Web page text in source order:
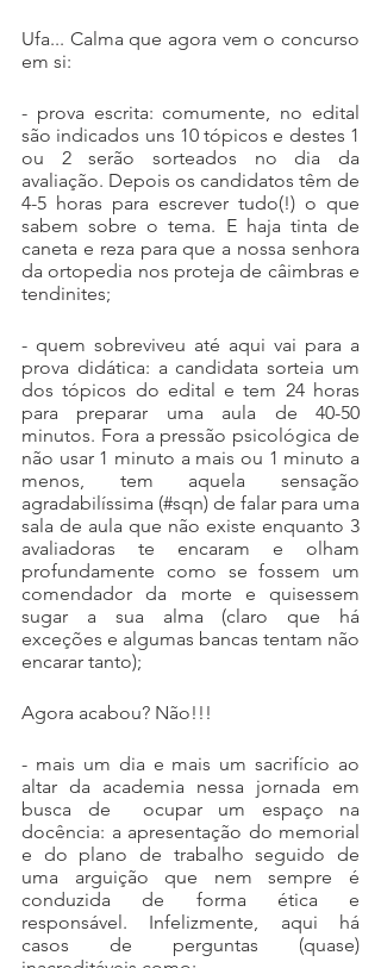
Ufa... Calma que agora vem o concurso
em si:
- prova escrita: comumente, no edital
são indicados uns 10 tópicos e destes 1
ou 2 serão sorteados no dia da
avaliação. Depois os candidatos têm de
4-5 horas para escrever tudo(!) o que
sabem sobre o tema. E haja tinta de
caneta e reza para que a nossa senhora
da ortopedia nos proteja de câimbras e
tendinites;
- quem sobreviveu até aqui vai para a
prova didática: a candidata sorteia um
dos tópicos do edital e tem 24 horas
para preparar uma aula de 40-50
minutos. Fora a pressão psicológica de
não usar 1 minuto a mais ou 1 minuto a
menos, tem aquela sensação
agradabilíssima (#sqn) de falar para uma
sala de aula que não existe enquanto 3
avaliadoras te encaram e olham
profundamente como se fossem um
comendador da morte e quisessem
sugar a sua alma (claro que há
exceções e algumas bancas tentam não
encarar tanto);
Agora acabou? Não!!!
- mais um dia e mais um sacrifício ao
altar da academia nessa jornada em
busca de  ocupar um espaço na
docência: a apresentação do memorial
e do plano de trabalho seguido de
uma arguição que nem sempre é
conduzida de forma ética e
responsável. Infelizmente, aqui há
casos de perguntas (quase)